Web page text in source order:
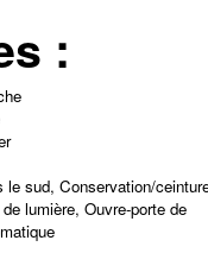
:
le sud, Conservation/
lumière, Ouvre-porte de